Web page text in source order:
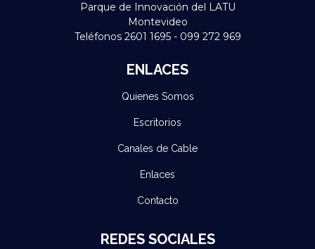
Parque de Innovación del LATU
Montevideo
Teléfonos 2601 1695 - 099 272 969
ENLACES
Quienes Somos
Escritorios
Canales de Cable
Enlaces
Contacto
REDES SOCIALES